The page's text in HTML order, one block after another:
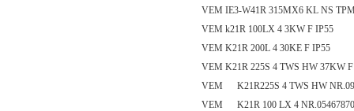
VEM IE3-W41R 315MX6 KL NS
VEM k21R 100LX 4 3KW F IP55
VEM K21R 200L 4 30KE F IP55
VEM K21R 225S 4 TWS HW 37KW
VEM K21R225S 4 TWS HW
VEM K21R 100 LX 4